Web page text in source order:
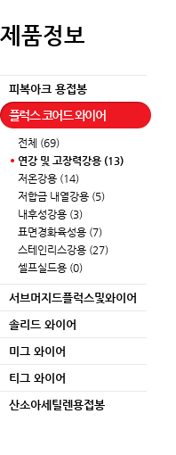
제품정보
피복아크 용접봉
플럭스 코어드 와이어
전체 (69)
연강 및 고장력강용 (13)
저온강용 (14)
저합금 내열강용 (5)
내후성강용 (3)
표면경화육성용 (7)
스테인리스강용 (27)
셀프실드용 (0)
서브머지드플럭스및와이어
솔리드 와이어
미그 와이어
티그 와이어
산소아세틸렌용접봉